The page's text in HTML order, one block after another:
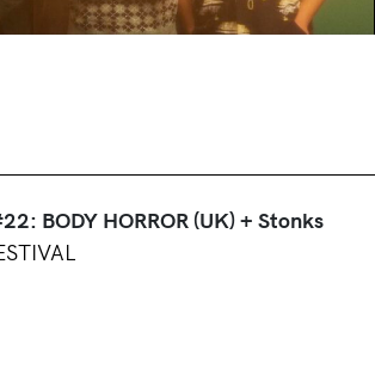
BODY HORROR (UK) + Stonks